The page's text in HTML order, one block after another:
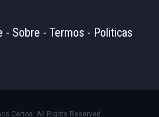
- Sobre - Termos - Politicas
Certos. All Rights Reserved.